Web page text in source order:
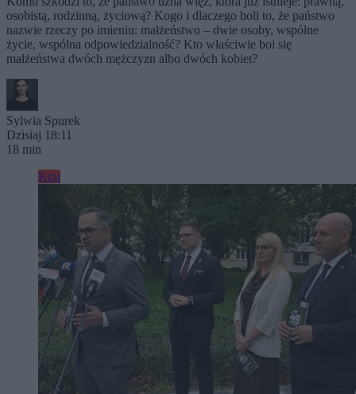
osobistą, rodzinną, życiową? Kogo i dlaczego boli to, że państwo
nazwie rzeczy po imieniu: małżeństwo – dwie osoby, wspólne
życie, wspólna odpowiedzialność? Kto właściwie boi się
małżeństwa dwóch mężczyzn albo dwóch kobiet?
Sylwia Spurek
Dzisiaj 18:11
18 min
Kraj